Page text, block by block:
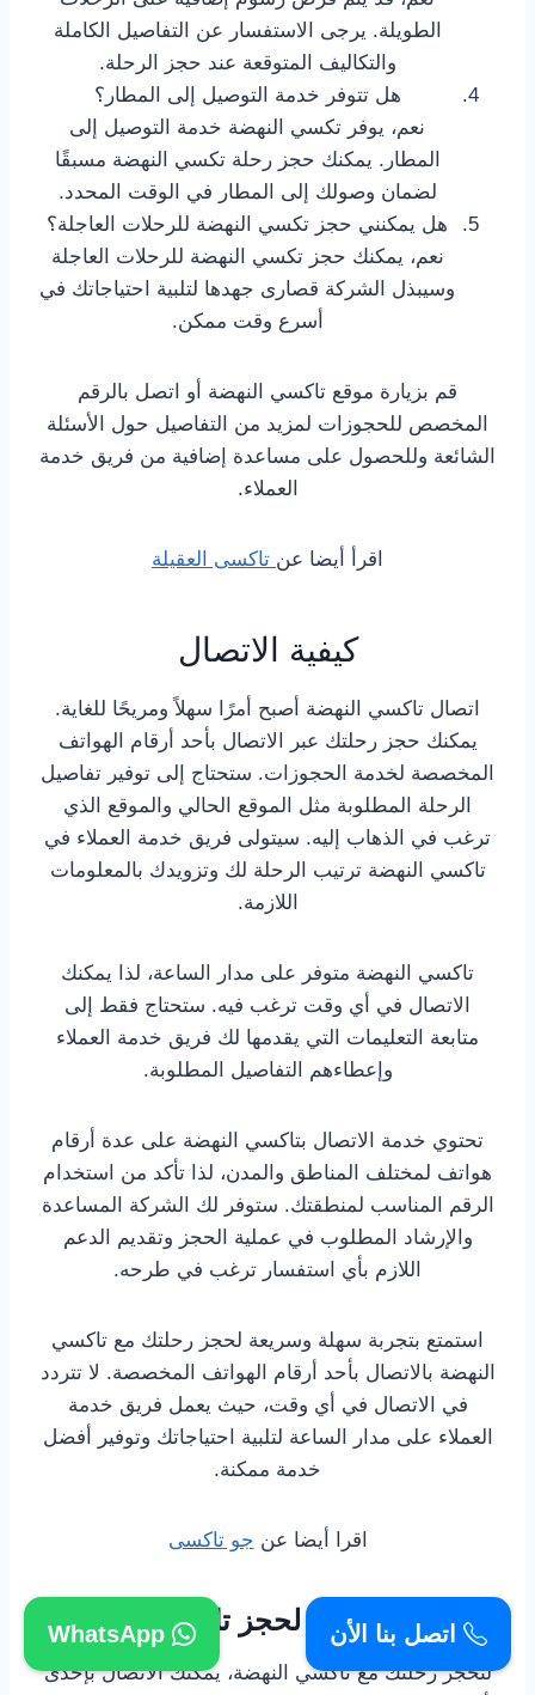
الطويلة. يرجى الاستفسار عن التفاصيل الكاملة
والتكاليف المتوقعة عند حجز الرحلة.
هل تتوفر خدمة التوصيل إلى المطار؟
نعم، يوفر تكسي النهضة خدمة التوصيل إلى
المطار. يمكنك حجز رحلة تكسي النهضة مسبقًا
لضمان وصولك إلى المطار في الوقت المحدد.
هل يمكنني حجز تكسي النهضة للرحلات العاجلة؟
نعم، يمكنك حجز تكسي النهضة للرحلات العاجلة
وسيبذل الشركة قصارى جهدها لتلبية احتياجاتك في
أسرع وقت ممكن.
قم بزيارة موقع تاكسي النهضة أو اتصل بالرقم
المخصص للحجوزات لمزيد من التفاصيل حول الأسئلة
الشائعة وللحصول على مساعدة إضافية من فريق خدمة
العملاء.
اقرأ أيضا عن تاكسى العقيلة
كيفية الاتصال
اتصال تاكسي النهضة أصبح أمرًا سهلاً ومريحًا للغاية.
يمكنك حجز رحلتك عبر الاتصال بأحد أرقام الهواتف
المخصصة لخدمة الحجوزات. ستحتاج إلى توفير تفاصيل
الرحلة المطلوبة مثل الموقع الحالي والموقع الذي
ترغب في الذهاب إليه. سيتولى فريق خدمة العملاء في
تاكسي النهضة ترتيب الرحلة لك وتزويدك بالمعلومات
اللازمة.
تاكسي النهضة متوفر على مدار الساعة، لذا يمكنك
الاتصال في أي وقت ترغب فيه. ستحتاج فقط إلى
متابعة التعليمات التي يقدمها لك فريق خدمة العملاء
وإعطاءهم التفاصيل المطلوبة.
تحتوي خدمة الاتصال بتاكسي النهضة على عدة أرقام
هواتف لمختلف المناطق والمدن، لذا تأكد من استخدام
الرقم المناسب لمنطقتك. ستوفر لك الشركة المساعدة
والإرشاد المطلوب في عملية الحجز وتقديم الدعم
اللازم بأي استفسار ترغب في طرحه.
استمتع بتجربة سهلة وسريعة لحجز رحلتك مع تاكسي
النهضة بالاتصال بأحد أرقام الهواتف المخصصة. لا تتردد
في الاتصال في أي وقت، حيث يعمل فريق خدمة
العملاء على مدار الساعة لتلبية احتياجاتك وتوفير أفضل
خدمة ممكنة.
اقرا أيضا عن جو تاكسى
أرقام الهواتف لحجز تاكسي النهضة
لتحجز رحلتك مع تاكسي النهضة، يمكنك الاتصال بإحدى
اتصل بنا الأن